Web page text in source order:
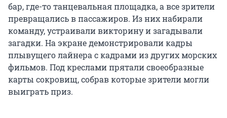
бар, где-то танцевальная площадка, а все зрители
превращались в пассажиров. Из них набирали
команду, устраивали викторину и загадывали
загадки. На экране демонстрировали кадры
плывущего лайнера с кадрами из других морских
фильмов. Под креслами прятали своеобразные
карты сокровищ, собрав которые зрители могли
выиграть приз.